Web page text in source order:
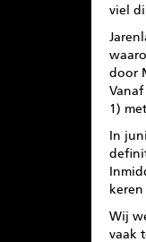
viel
door
Vanaf
1)
In
Wij
vaak